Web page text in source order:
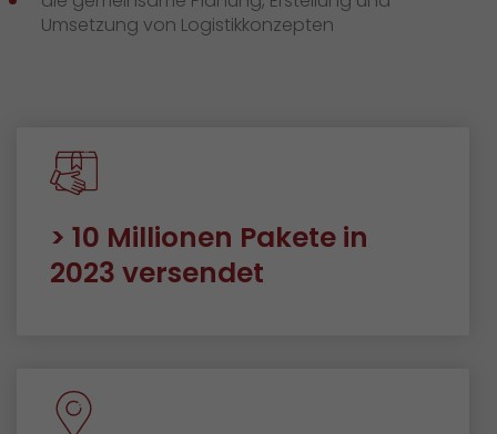
Umsetzung von Logistikkonzepten
> 10 Millionen Pakete in
2023 versendet